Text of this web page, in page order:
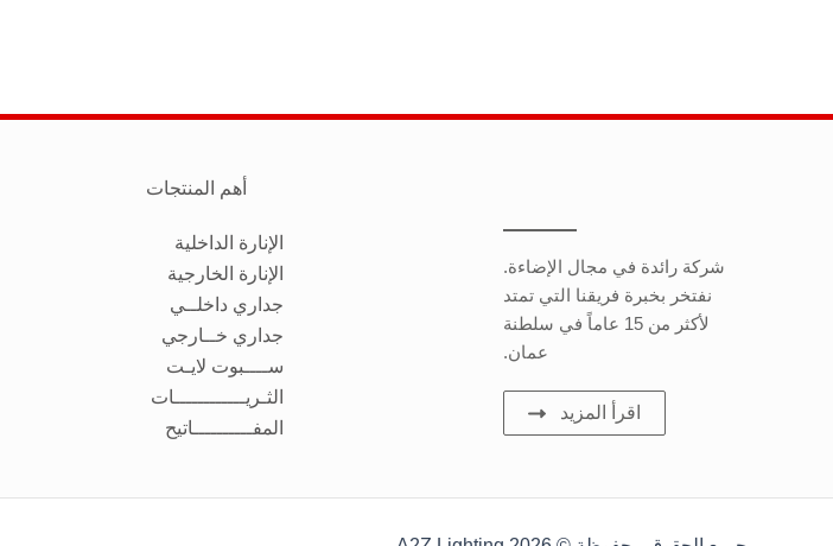
شركة رائدة في مجال الإضاءة.
نفتخر بخبرة فريقنا التي تمتد
لأكثر من 15 عاماً في سلطنة
عمان.
اقرأ المزيد
أهم المنتجات
الإنارة الداخلية
الإنارة الخارجية
جداري داخلــي
جداري خــارجي
ســــبوت لايـت
الثـريــــــــــــات
المفــــــــــاتيح